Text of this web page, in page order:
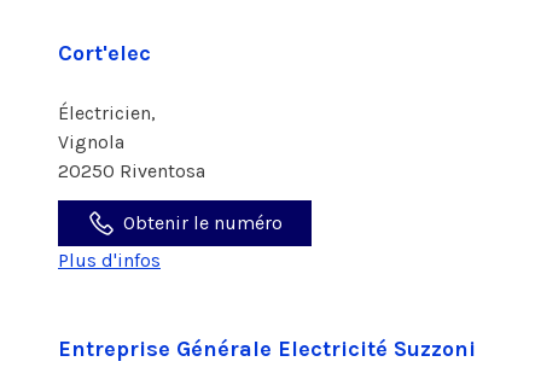
Cort'elec
Électricien,
Vignola
20250 Riventosa
Obtenir le numéro
Plus d'infos
Entreprise Générale Electricité Suzzoni